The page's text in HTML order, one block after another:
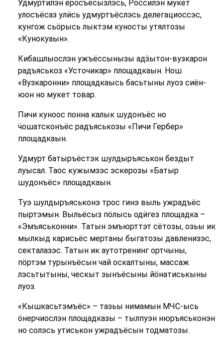
Удмуртилэн ёросъёсызлэсь, Россилэн мукет
улосъёсаз улӥсь удмуртъёслэсь делегациоссэс,
кунгож сьӧрысь лыктэм куносты утялтозы
«Кунокуаын».
Кибашлыослэн ужъёссынызы адӟытон-вузкарон
радъяськоз «Усточикар» площадкаын. Нош
«Вузкаронни» площадкаысь басьтыны луоз сиён-
юон но мукет товар.
Пичи куноос понна калык шудонъёс но
ӵошатсконъёс радъяськозы «Пичи Гербер»
площадкаын.
Удмурт батыръёстэк шулдыръяськон бездыт
луысал. Таос кужымзэс эскерозы «Батыр
шудонъёс» площадкаын.
Туэ шулдыръяськонэ трос гинэ выль ужрадъёс
пыртэмын. Выльёсыз пӧлысь одӥгез площадка –
«Эмъяськонни». Татын эмъюрттэт сётозы, озьы ик
мылкыд карисьёс мертаны быгатозы давленизэс,
секталазэс. Татын ик аутотренинг ортчыны,
пӧртэм турынъёсын чай оскалтыны, массаж
лэсьтытыны, ческыт зынъёсыны йӧнатиськыны
луоз.
«Кышкасьтэмъёс» – тазьы нимамын МЧС-ысь
ӧнерчиослэн площадказы – тылпуэн нюръяськонэн
но солэсь утиськон ужрадъёсын тодматозы.